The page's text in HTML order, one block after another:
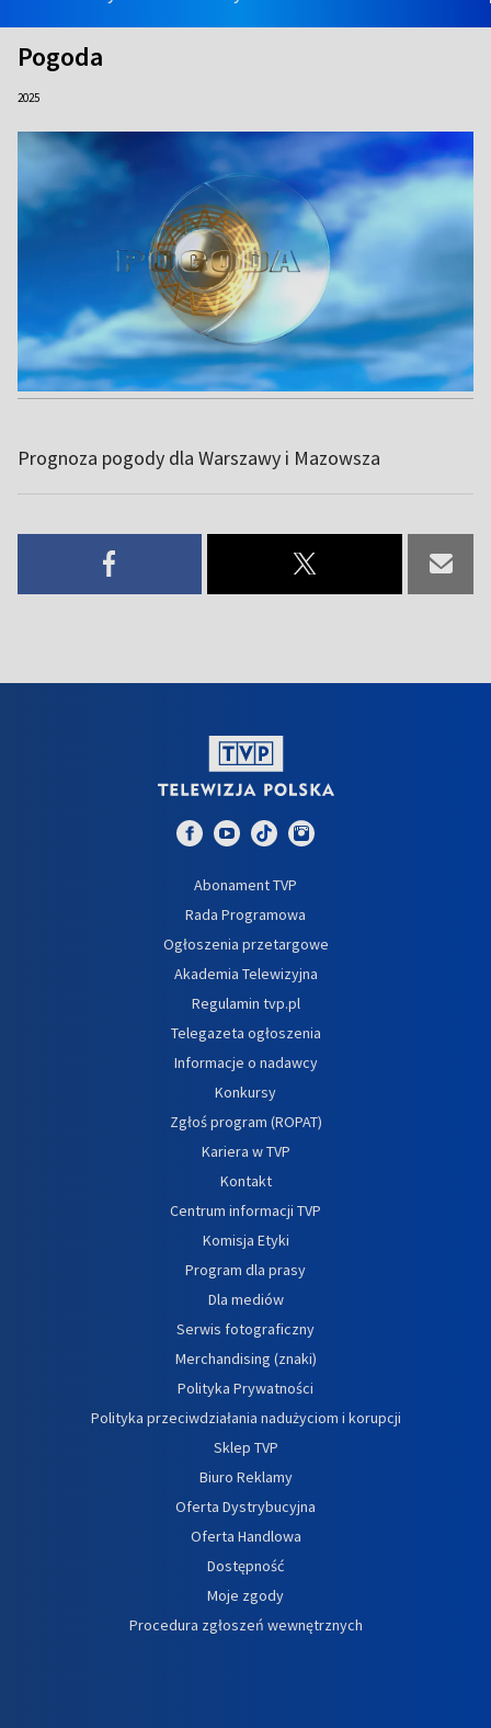
Pogoda
2025
Prognoza pogody dla Warszawy i Mazowsza
Abonament TVP
Rada Programowa
Ogłoszenia przetargowe
Akademia Telewizyjna
Regulamin tvp.pl
Telegazeta ogłoszenia
Informacje o nadawcy
Konkursy
Zgłoś program (ROPAT)
Kariera w TVP
Kontakt
Centrum informacji TVP
Komisja Etyki
Program dla prasy
Dla mediów
Serwis fotograficzny
Merchandising (znaki)
Polityka Prywatności
Polityka przeciwdziałania nadużyciom i korupcji
Sklep TVP
Biuro Reklamy
Oferta Dystrybucyjna
Oferta Handlowa
Dostępność
Moje zgody
Procedura zgłoszeń wewnętrznych